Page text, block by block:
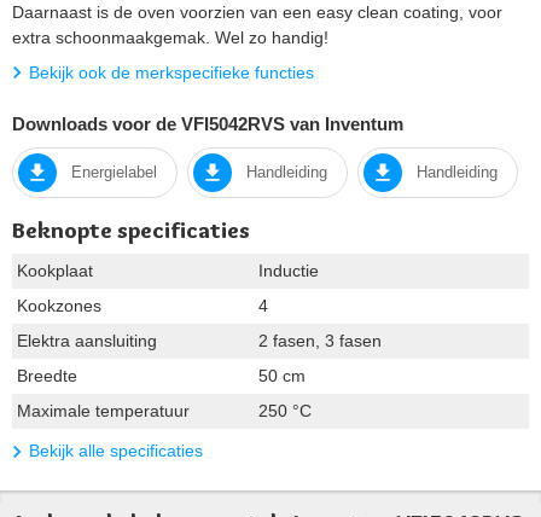
Daarnaast is de oven voorzien van een easy clean coating, voor
extra schoonmaakgemak. Wel zo handig!
Bekijk ook de merkspecifieke functies
Downloads voor de VFI5042RVS van Inventum
Energielabel Handleiding Handleiding
Beknopte specificaties
Kookplaat
Inductie
Kookzones
4
Elektra aansluiting
2 fasen, 3 fasen
Breedte
50 cm
Maximale temperatuur
250 °C
Bekijk alle specificaties